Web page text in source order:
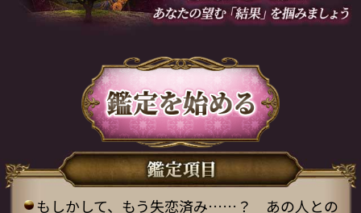
もしかして、もう失恋済み……？ あの人との